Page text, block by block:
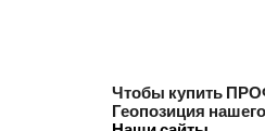
Чтобы купить
Геопозиция нашего